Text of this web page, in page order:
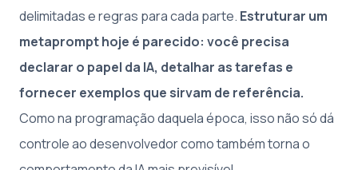
delimitadas e regras para cada parte. Estruturar um
metaprompt hoje é parecido: você precisa
declarar o papel da IA, detalhar as tarefas e
fornecer exemplos que sirvam de referência.
Como na programação daquela época, isso não só dá
controle ao desenvolvedor como também torna o